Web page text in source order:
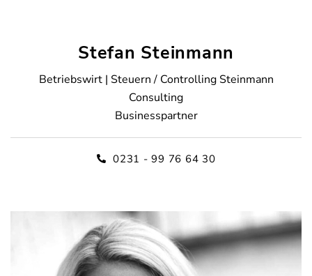
Stefan Steinmann
Betriebswirt | Steuern / Controlling Steinmann
Consulting
Businesspartner
0231 - 99 76 64 30